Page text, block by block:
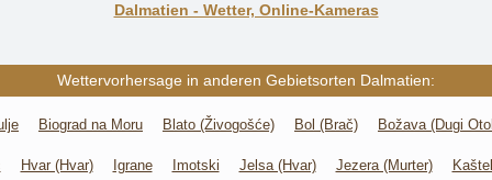
Dalmatien - Wetter, Online-Kameras
Wettervorhersage in anderen Gebietsorten Dalmatien:
Biograd na Moru Blato (Živogošće) Bol (Brač) Božava (Dugi
Hvar (Hvar) Igrane Imotski Jelsa (Hvar) Jezera (Murter)